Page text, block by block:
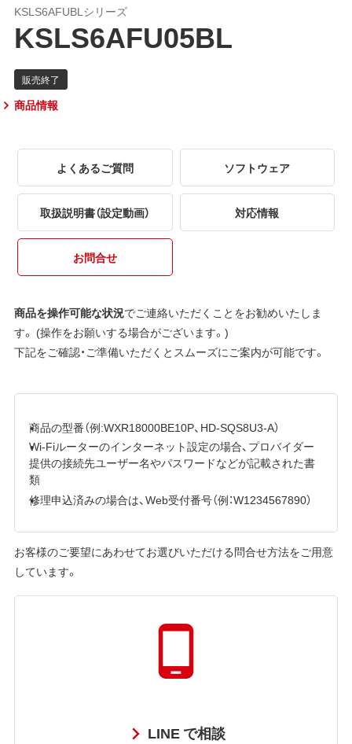
KSLS6AFUBLシリーズ
KSLS6AFU05BL
商品情報
よくあるご質問 ソフトウェア
取扱説明書（設定動画） 対応情報
お問合せ
商品を操作可能な状況でご連絡いただくことをお勧めいたしま
す。 (操作をお願いする場合がございます。)
下記をご確認・ご準備いただくとスムーズにご案内が可能です。
商品の型番（例:WXR18000BE10P、HD-SQS8U3-A）
Wi-Fiルーターのインターネット設定の場合、プロバイダー
提供の接続先ユーザー名やパスワードなどが記載された書
類
修理申込済みの場合は、Web受付番号（例：W1234567890）
お客様のご要望にあわせてお選びいただける問合せ方法をご用意
しています。
LINE で相談